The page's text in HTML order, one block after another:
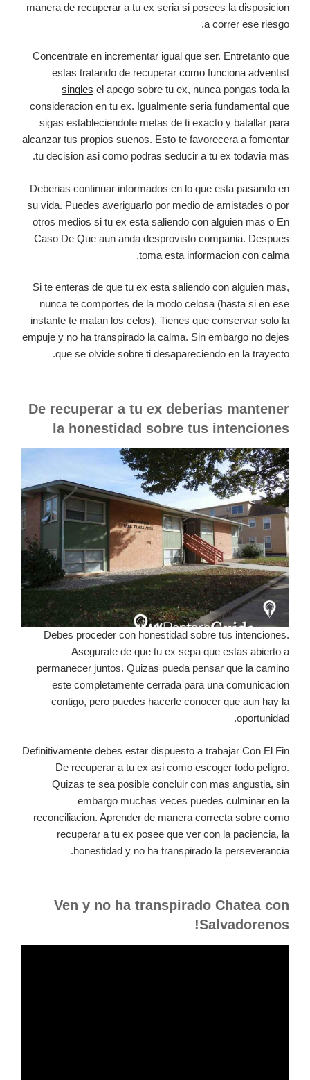
manera de recuperar a tu ex seria si posees la disposicion
a correr ese riesgo.
Concentrate en incrementar igual que ser. Entretanto que
estas tratando de recuperar como funciona adventist
singles el apego sobre tu ex, nunca pongas toda la
consideracion en tu ex. Igualmente seria fundamental que
sigas estableciendote metas de ti exacto y batallar para
alcanzar tus propios suenos. Esto te favorecera a fomentar
tu decision asi como podras seducir a tu ex todavia mas.
Deberias continuar informados en lo que esta pasando en
su vida. Puedes averiguarlo por medio de amistades o por
otros medios si tu ex esta saliendo con alguien mas o En
Caso De Que aun anda desprovisto compania. Despues
toma esta informacion con calma.
Si te enteras de que tu ex esta saliendo con alguien mas,
nunca te comportes de la modo celosa (hasta si en ese
instante te matan los celos). Tienes que conservar solo la
empuje y no ha transpirado la calma. Sin embargo no dejes
que se olvide sobre ti desapareciendo en la trayecto.
De recuperar a tu ex deberias mantener
la honestidad sobre tus intenciones
Debes proceder con honestidad sobre tus intenciones.
Asegurate de que tu ex sepa que estas abierto a
permanecer juntos. Quizas pueda pensar que la camino
este completamente cerrada para una comunicacion
contigo, pero puedes hacerle conocer que aun hay la
oportunidad.
Definitivamente debes estar dispuesto a trabajar Con El Fin
De recuperar a tu ex asi como escoger todo peligro.
Quizas te sea posible concluir con mas angustia, sin
embargo muchas veces puedes culminar en la
reconciliacion. Aprender de manera correcta sobre como
recuperar a tu ex posee que ver con la paciencia, la
honestidad y no ha transpirado la perseverancia.
Ven y no ha transpirado Chatea con
Salvadorenos!